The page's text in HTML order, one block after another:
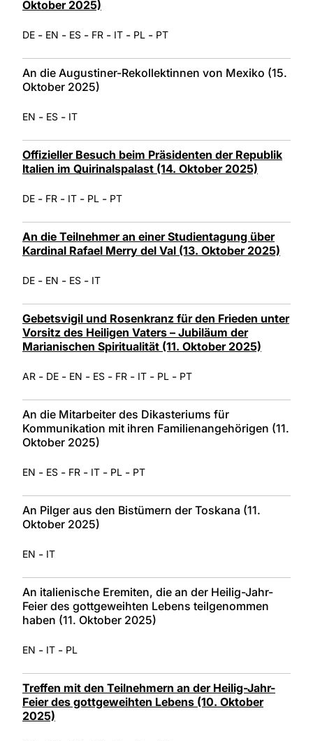
Oktober 2025)
DE - EN - ES - FR - IT - PL - PT
An die Augustiner-Rekollektinnen von Mexiko (15.
Oktober 2025)
EN - ES - IT
Offizieller Besuch beim Präsidenten der Republik
Italien im Quirinalspalast (14. Oktober 2025)
DE - FR - IT - PL - PT
An die Teilnehmer an einer Studientagung über
Kardinal Rafael Merry del Val (13. Oktober 2025)
DE - EN - ES - IT
Gebetsvigil und Rosenkranz für den Frieden unter
Vorsitz des Heiligen Vaters – Jubiläum der
Marianischen Spiritualität (11. Oktober 2025)
AR - DE - EN - ES - FR - IT - PL - PT
An die Mitarbeiter des Dikasteriums für
Kommunikation mit ihren Familienangehörigen (11.
Oktober 2025)
EN - ES - FR - IT - PL - PT
An Pilger aus den Bistümern der Toskana (11.
Oktober 2025)
EN - IT
An italienische Eremiten, die an der Heilig-Jahr-
Feier des gottgeweihten Lebens teilgenommen
haben (11. Oktober 2025)
EN - IT - PL
Treffen mit den Teilnehmern an der Heilig-Jahr-
Feier des gottgeweihten Lebens (10. Oktober
2025)